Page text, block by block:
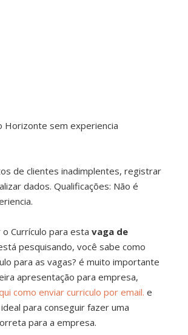
Horizonte sem experiencia
de clientes inadimplentes, registrar
dados. Qualificações: Não é
o Currículo para estavaga de
pesquisando, você sabe como
para as vagas? é muito importante
apresentação para empresa,
como enviar curriculo por email. e
para conseguir fazer uma
para a empresa.